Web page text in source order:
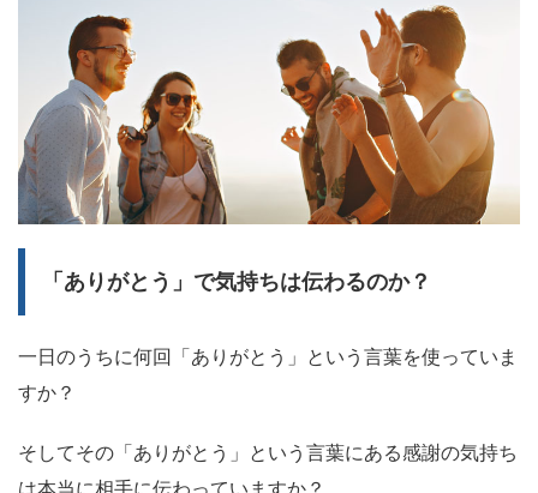
「ありがとう」で気持ちは伝わるのか？
一日のうちに何回「ありがとう」という言葉を使っていま
すか？
そしてその「ありがとう」という言葉にある感謝の気持ち
は本当に相手に伝わっていますか？